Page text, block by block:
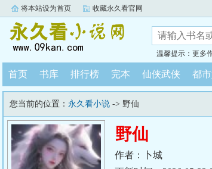
将本站设为首页 收藏永久看官网
温馨提示：更多
首页 书库 排行榜 完本 仙侠武侠 都
您当前的位置： 永久看小说 -> 野仙
野仙
作者：卜城